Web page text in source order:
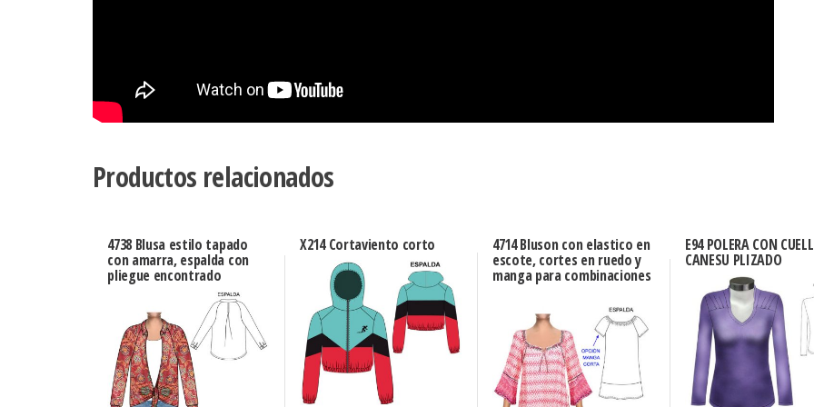
Productos relacionados
4738 Blusa estilo tapado
con amarra, espalda con
pliegue encontrado
X214 Cortaviento corto 4714 Bluson con elastico en
escote, cortes en ruedo y
manga para combinaciones
E94 POLERA CON
CANESU PLIZADO